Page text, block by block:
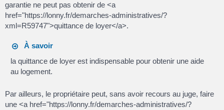
garantie ne peut pas obtenir de <a
href="https://lonny.fr/demarches-administratives/?
xml=R59747">quittance de loyer</a>.
À savoir
la quittance de loyer est indispensable pour obtenir une aide
au logement.
Par ailleurs, le propriétaire peut, sans avoir recours au juge, faire
une <a href="https://lonny.fr/demarches-administratives/?